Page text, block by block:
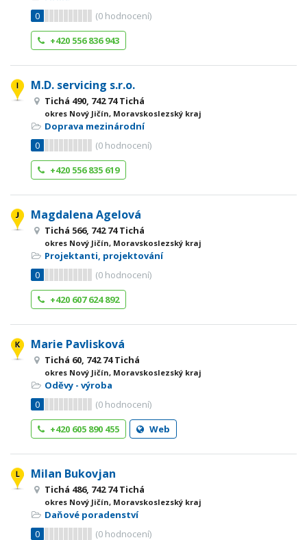
0
(0 hodnocení)
+420 556 836 943
M.D. servicing s.r.o.
Tichá 490, 742 74 Tichá
okres Nový Jičín, Moravskoslezský kraj
Doprava mezinárodní
0
(0 hodnocení)
+420 556 835 619
Magdalena Agelová
Tichá 566, 742 74 Tichá
okres Nový Jičín, Moravskoslezský kraj
Projektanti, projektování
0
(0 hodnocení)
+420 607 624 892
Marie Pavlisková
Tichá 60, 742 74 Tichá
okres Nový Jičín, Moravskoslezský kraj
Oděvy - výroba
0
(0 hodnocení)
+420 605 890 455
Web
Milan Bukovjan
Tichá 486, 742 74 Tichá
okres Nový Jičín, Moravskoslezský kraj
Daňové poradenství
0
(0 hodnocení)